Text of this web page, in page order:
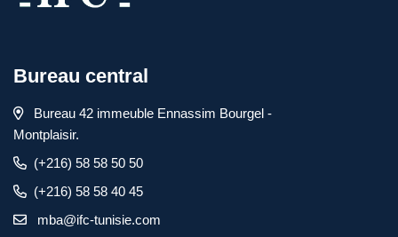
Bureau central
Bureau 42 immeuble Ennassim Bourgel -
Montplaisir.
(+216) 58 58 50 50
(+216) 58 58 40 45
mba@ifc-tunisie.com